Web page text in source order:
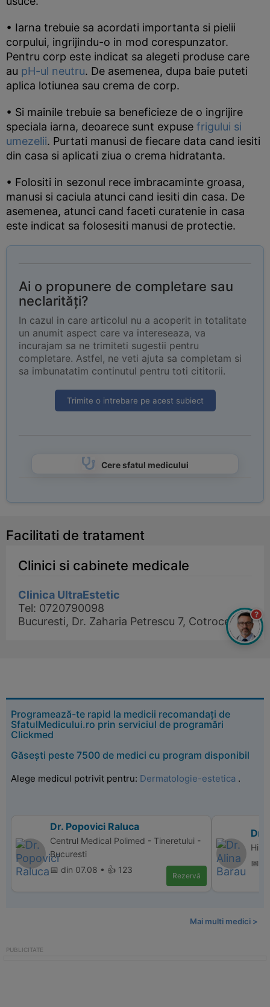
• Iarna trebuie sa acordati importanta si pielii
corpului, ingrijindu-o in mod corespunzator.
Pentru corp este indicat sa alegeti produse care
au pH-ul neutru. De asemenea, dupa baie puteti
aplica lotiunea sau crema de corp.
• Si mainile trebuie sa beneficieze de o ingrijire
speciala iarna, deoarece sunt expuse frigului si
umezelii. Purtati manusi de fiecare data cand iesiti
din casa si aplicati ziua o crema hidratanta.
• Folositi in sezonul rece imbracaminte groasa,
manusi si caciula atunci cand iesiti din casa. De
asemenea, atunci cand faceti curatenie in casa
este indicat sa folosesiti manusi de protectie.
Ai o propunere de completare sau
neclarități?
In cazul in care articolul nu a acoperit in totalitate
un anumit aspect care va intereseaza, va
incurajam sa ne trimiteti sugestii pentru
completare. Astfel, ne veti ajuta sa completam si
sa imbunatatim continutul pentru toti cititorii.
Trimite o intrebare pe acest subiect
Cere sfatul medicului
Facilitati de tratament
Clinici si cabinete medicale
Clinica UltraEstetic
Tel: 0720790098
Bucuresti, Dr. Zaharia Petrescu 7, Cotroceni
Programează-te rapid la medicii recomandați de
SfatulMedicului.ro prin serviciul de programări
Clickmed
Găsești peste 7500 de medici cu program disponibil
Alege medicul potrivit pentru: Dermatologie-estetica .
Dr. Popovici Raluca
Centrul Medical Polimed - Tineretului -
Bucuresti
📅 din 07.08 • 👍 123
Rezervă
Dr.
📅
Mai multi medici >
?